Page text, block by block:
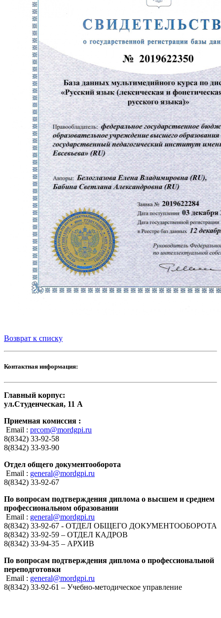
Возврат к списку
Контактная информация:
Главный корпус:
ул.Студенческая, 11 А
Приемная комиссия :
Email : prcom@mordgpi.ru
8(8342) 33-92-58
8(8342) 33-93-90
Отдел общего документооборота
Email : general@mordgpi.ru
8(8342) 33-92-67
По вопросам подтверждения диплома о высшем и среднем
профессиональном образовании
Email : general@mordgpi.ru
8(8342) 33-92-67 - ОТДЕЛ ОБЩЕГО ДОКУМЕНТООБОРОТА
8(8342) 33-92-59 – ОТДЕЛ КАДРОВ
8(8342) 33-94-35 – АРХИВ
По вопросам подтверждения диплома о профессиональной
переподготовки
Email : general@mordgpi.ru
8(8342) 33-92-61 – Учебно-методическое управление